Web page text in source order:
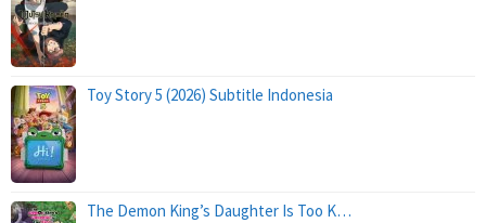
Toy Story 5 (2026) Subtitle Indonesia
The Demon King’s Daughter Is Too K…